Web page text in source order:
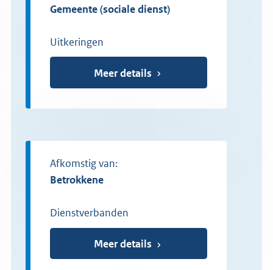
gemeente (sociale dienst)
Uitkeringen
Meer details
Afkomstig van:
betrokkene
Dienstverbanden
Meer details